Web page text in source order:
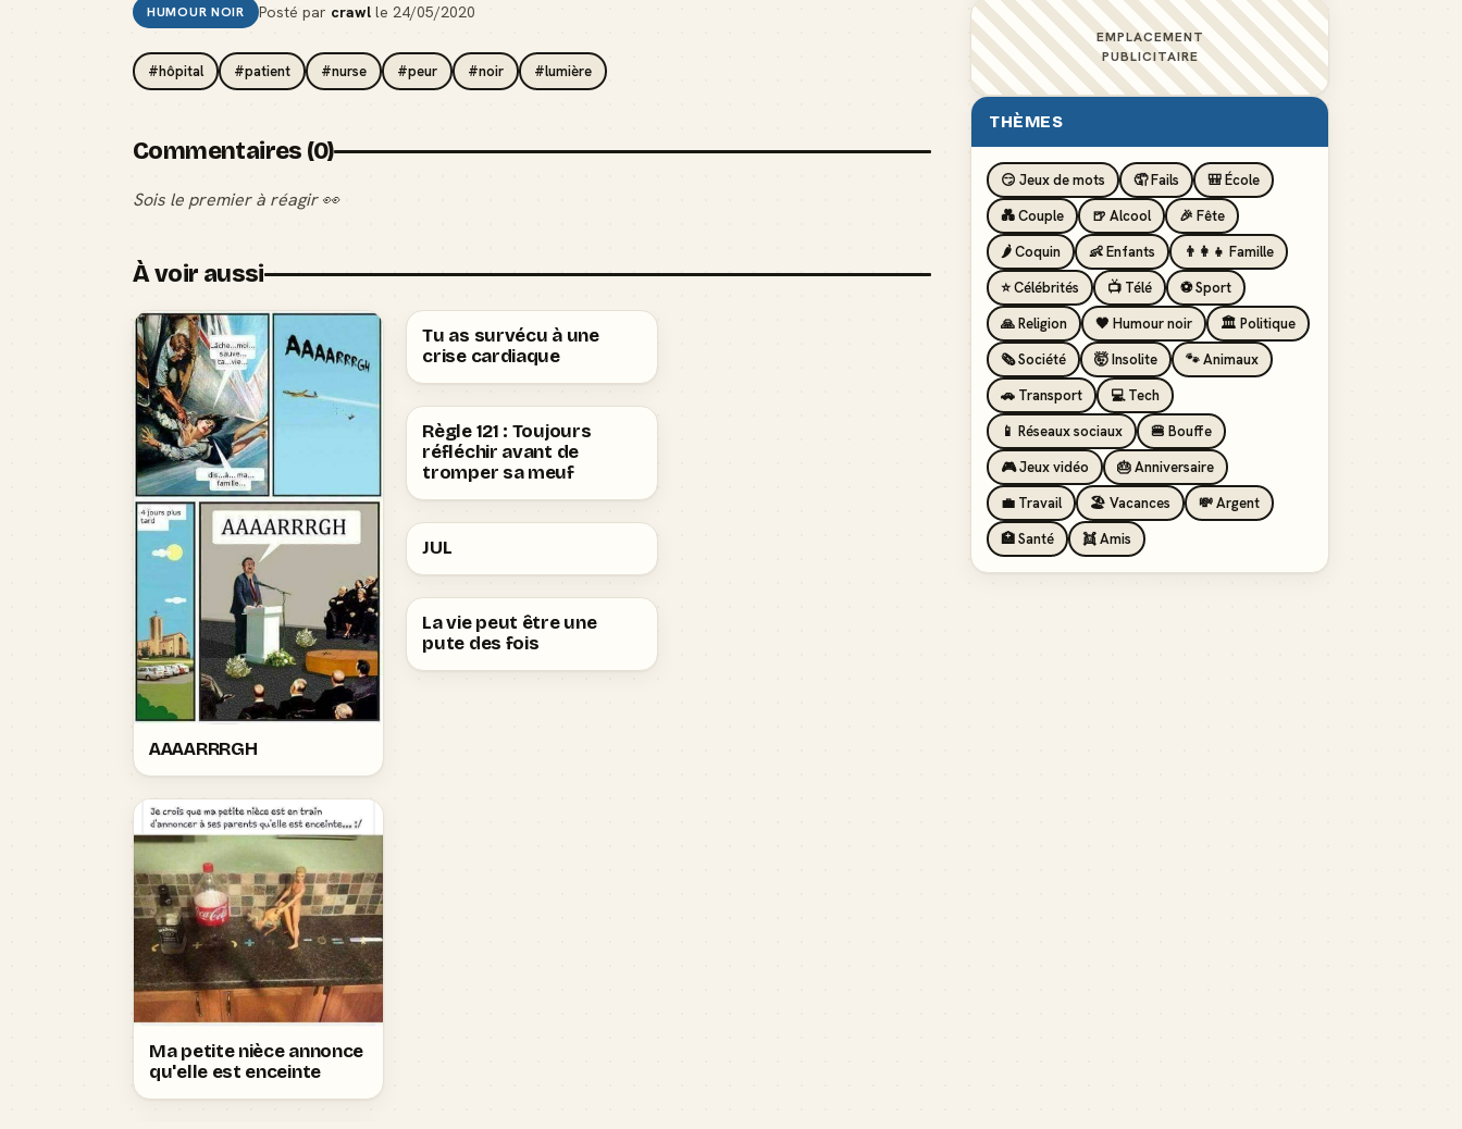
HUMOUR NOIR Posté par crawlle 24/05/2020
#hôpital #patient #nurse #peur #noir #lumière
Commentaires (0)
Sois le premier à réagir 👀
À voir aussi
AAAARRRGH
Ma petite nièce annonce
qu'elle est enceinte
Tu as survécu à une
crise cardiaque
Règle 121 : Toujours
réfléchir avant de
tromper sa meuf
JUL
La vie peut être une
pute des fois
EMPLACEMENT
PUBLICITAIRE
THÈMES
😏 Jeux de mots 🤦 Fails
🎒 École
💑 Couple
🍺 Alcool
🎉 Fête
🌶️ Coquin
👶 Enfants
👨‍👩‍👧 Famille
⭐ Célébrités
📺 Télé
⚽ Sport
🙏 Religion
🖤 Humour noir
🏛️ Politique
🗞️ Société
🤯 Insolite
🐾 Animaux
🚗 Transport
💻 Tech
📱 Réseaux sociaux
🍔 Bouffe
🎮 Jeux vidéo
🎂 Anniversaire
💼 Travail
🏖️ Vacances
💸 Argent
🏥 Santé
👯 Amis